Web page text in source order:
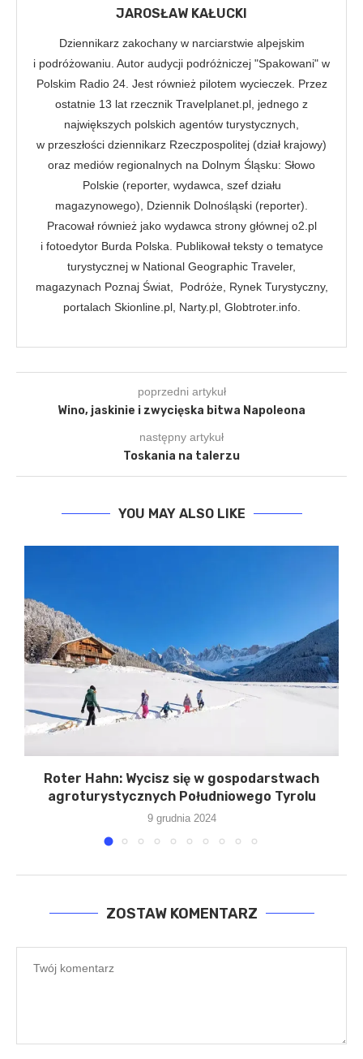
JAROSŁAW KAŁUCKI
Dziennikarz zakochany w narciarstwie alpejskim
i podróżowaniu. Autor audycji podróżniczej "Spakowani" w
Polskim Radio 24. Jest również pilotem wycieczek. Przez
ostatnie 13 lat rzecznik Travelplanet.pl, jednego z
największych polskich agentów turystycznych,
w przeszłości dziennikarz Rzeczpospolitej (dział krajowy)
oraz mediów regionalnych na Dolnym Śląsku: Słowo
Polskie (reporter, wydawca, szef działu
magazynowego), Dziennik Dolnośląski (reporter).
Pracował również jako wydawca strony głównej o2.pl
i fotoedytor Burda Polska. Publikował teksty o tematyce
turystycznej w National Geographic Traveler,
magazynach Poznaj Świat, Podróże, Rynek Turystyczny,
portalach Skionline.pl, Narty.pl, Globtroter.info.
poprzedni artykuł
Wino, jaskinie i zwycięska bitwa Napoleona
następny artykuł
Toskania na talerzu
YOU MAY ALSO LIKE
Roter Hahn: Wycisz się w gospodarstwach
agroturystycznych Południowego Tyrolu
9 grudnia 2024
ZOSTAW KOMENTARZ